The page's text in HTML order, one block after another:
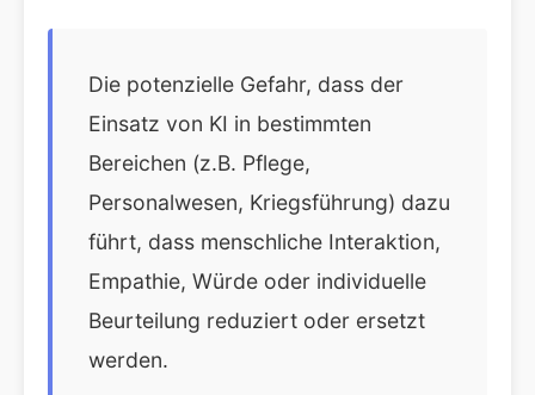
Die potenzielle Gefahr, dass der
Einsatz von KI in bestimmten
Bereichen (z.B. Pflege,
Personalwesen, Kriegsführung) dazu
führt, dass menschliche Interaktion,
Empathie, Würde oder individuelle
Beurteilung reduziert oder ersetzt
werden.